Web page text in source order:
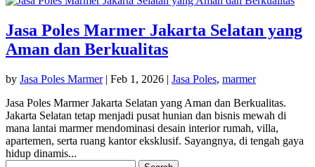
Jasa Poles Marmer Jakarta Selatan yang
Aman dan Berkualitas
by Jasa Poles Marmer| Feb 1, 2026 | Jasa Poles, marmer
Jasa Poles Marmer Jakarta Selatan yang Aman dan Berkualitas.
Jakarta Selatan tetap menjadi pusat hunian dan bisnis mewah di
mana lantai marmer mendominasi desain interior rumah, villa,
apartemen, serta ruang kantor eksklusif. Sayangnya, di tengah gaya
hidup dinamis...